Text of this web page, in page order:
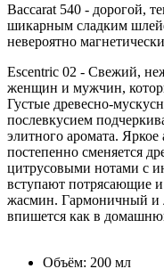
Baccarat 540 - дорогой,
шикарным сладким
невероятно
Escentric 02 - Свежий,
женщин и мужчин,
Густые древесно-
послевкусием
элитного аромата.
постепенно сменяется
цитрусовыми нотами с
вступают потрясающие
жасмин. Гармоничный и
впишется как в
Объём: 200 мл